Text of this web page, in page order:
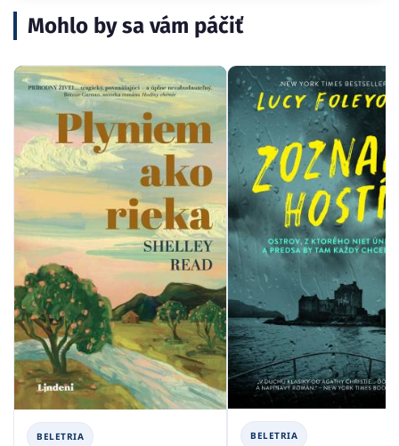
Mohlo by sa vám páčiť
BELETRIA BELETRIA